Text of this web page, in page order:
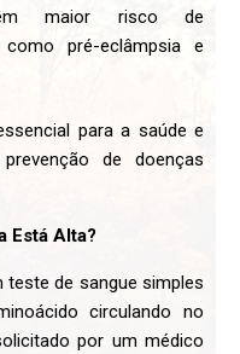
maior risco de
como pré-eclâmpsia e
para a saúde e
de doenças
Está Alta?
teste de sangue simples
circulando no
por um médico